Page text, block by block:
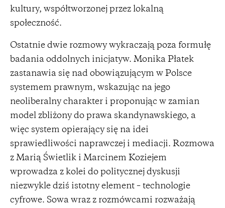
kultury, współtworzonej przez lokalną
społeczność.
Ostatnie dwie rozmowy wykraczają poza formułę
badania oddolnych inicjatyw. Monika Płatek
zastanawia się nad obowiązującym w Polsce
systemem prawnym, wskazując na jego
neoliberalny charakter i proponując w zamian
model zbliżony do prawa skandynawskiego, a
więc system opierający się na idei
sprawiedliwości naprawczej i mediacji. Rozmowa
z Marią Świetlik i Marcinem Koziejem
wprowadza z kolei do politycznej dyskusji
niezwykle dziś istotny element – technologie
cyfrowe. Sowa wraz z rozmówcami rozważają